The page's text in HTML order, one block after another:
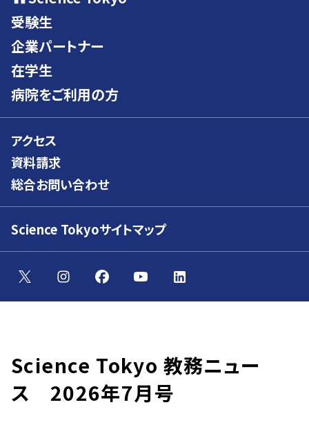
受験生
企業パートナー
在学生
病院をご利用の方
アクセス
資料請求
総合お問い合わせ
Science Tokyoサイトマップ
Science Tokyo 教務ニュー
ス 2026年7月号